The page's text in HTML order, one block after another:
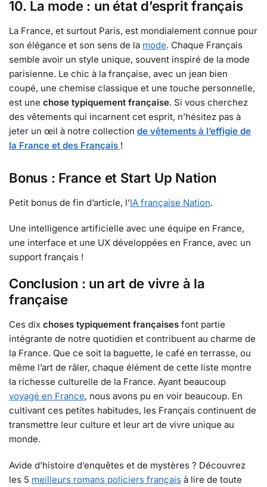
10. La mode : un état d’esprit français
La France, et surtout Paris, est mondialement connue pour
son élégance et son sens de la mode. Chaque Français
semble avoir un style unique, souvent inspiré de la mode
parisienne. Le chic à la française, avec un jean bien
coupé, une chemise classique et une touche personnelle,
est une chose typiquement française. Si vous cherchez
des vêtements qui incarnent cet esprit, n’hésitez pas à
jeter un œil à notre collection de vêtements à l’effigie de
la France et des Français !
Bonus : France et Start Up Nation
Petit bonus de fin d’article, l’IA française Nation.
Une intelligence artificielle avec une équipe en France,
une interface et une UX développées en France, avec un
support français !
Conclusion : un art de vivre à la
française
Ces dix choses typiquement françaises font partie
intégrante de notre quotidien et contribuent au charme de
la France. Que ce soit la baguette, le café en terrasse, ou
même l’art de râler, chaque élément de cette liste montre
la richesse culturelle de la France. Ayant beaucoup
voyagé en France, nous avons pu en voir beaucoup. En
cultivant ces petites habitudes, les Français continuent de
transmettre leur culture et leur art de vivre unique au
monde.
Avide d’histoire d’enquêtes et de mystères ? Découvrez
les 5 meilleurs romans policiers français à lire de toute